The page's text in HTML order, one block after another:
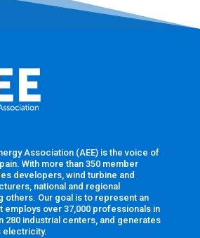
Association (AEE) is the voice of
With more than 350 member
developers, wind turbine and
national and regional
others. Our goal is to represent an
employs over 37,000 professionals in
280 industrial centers, and generates
electricity.